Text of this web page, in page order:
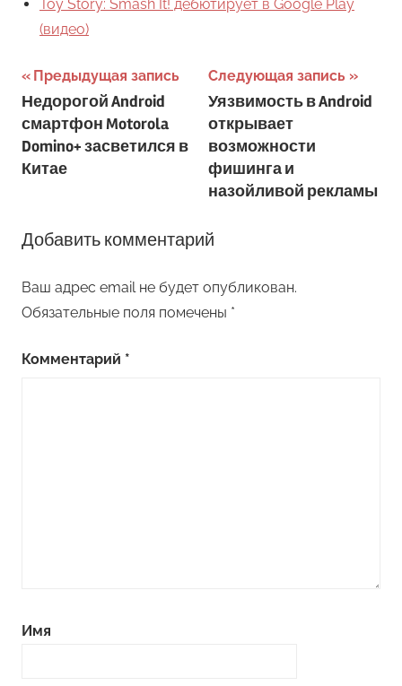
Toy Story: Smash It! дебютирует в Google Play
(видео)
Навигация
по
записям
Предыдущая запись
Недорогой Android
смартфон Motorola
Domino+ засветился в
Китае
Следующая запись
Уязвимость в Android
открывает
возможности
фишинга и
назойливой рекламы
Добавить комментарий
Ваш адрес email не будет опубликован.
Обязательные поля помечены *
Комментарий *
Имя